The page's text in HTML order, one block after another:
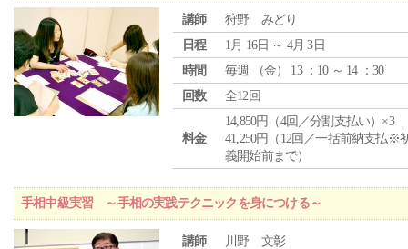
講師
狩野 みどり
日程
1月 16日 ～ 4月 3日
時間
毎週 （金） 13 ：10 ～ 14 ：30
回数
全12回
料金
14,850円（4回／分割支払い）×3
41,250円（12回／一括前納支払※
義開始前まで）
手相中級実習 ～手相の実践テクニックを身につける～
講師 川野 文彰